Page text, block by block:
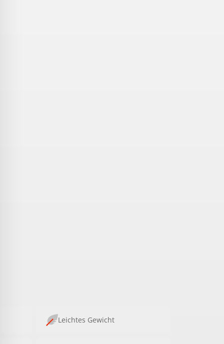
Leichtes Gewicht